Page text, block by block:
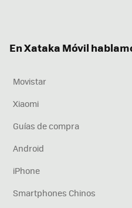
En Xataka Móvil
Movistar
Xiaomi
Guías de compra
Android
iPhone
Smartphones Chinos